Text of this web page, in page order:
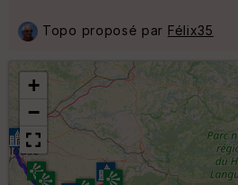
Topo proposé par Félix35
+
−